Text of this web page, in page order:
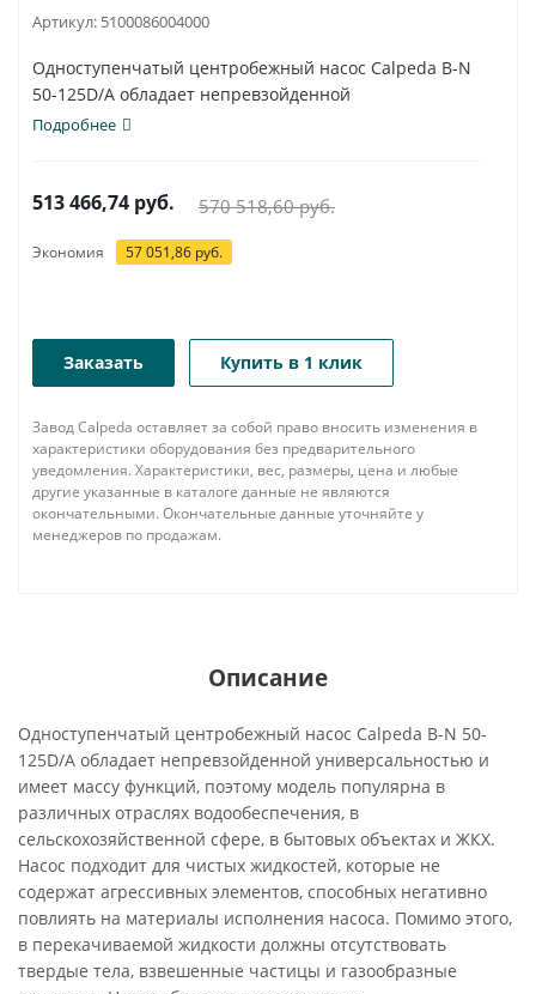
Артикул: 5100086004000
Одноступенчатый центробежный насос Calpeda B-N
50-125D/A обладает непревзойденной
универсальностью...
Подробнее
513 466,74 руб. 570 518,60руб.
Экономия 57 051,86 руб.
Заказать Купить в 1 клик
Завод Calpeda оставляет за собой право вносить изменения в
характеристики оборудования без предварительного
уведомления. Характеристики, вес, размеры, цена и любые
другие указанные в каталоге данные не являются
окончательными. Окончательные данные уточняйте у
менеджеров по продажам.
Описание
Одноступенчатый центробежный насос Calpeda B-N 50-
125D/A обладает непревзойденной универсальностью и
имеет массу функций, поэтому модель популярна в
различных отраслях водообеспечения, в
сельскохозяйственной сфере, в бытовых объектах и ЖКХ.
Насос подходит для чистых жидкостей, которые не
содержат агрессивных элементов, способных негативно
повлиять на материалы исполнения насоса. Помимо этого,
в перекачиваемой жидкости должны отсутствовать
твердые тела, взвешенные частицы и газообразные